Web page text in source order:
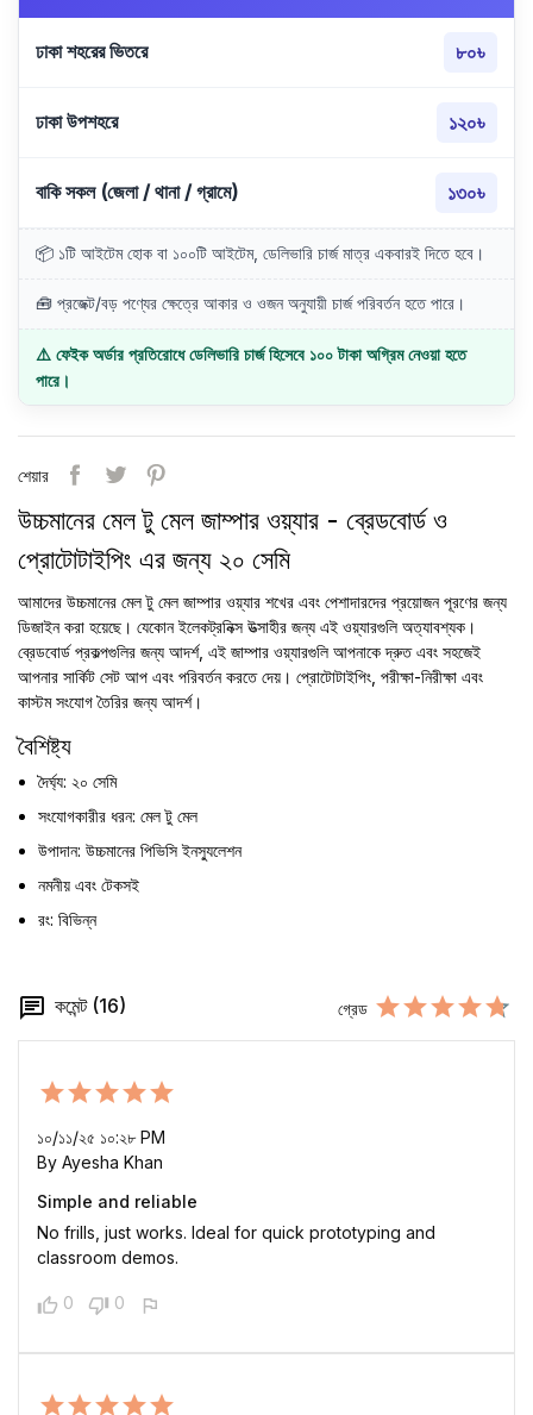
ঢাকা শহরের ভিতরে ৮০৳
ঢাকা উপশহরে ১২০৳
বাকি সকল (জেলা / থানা / গ্রামে) ১৩০৳
📦 ১টি আইটেম হোক বা ১০০টি আইটেম, ডেলিভারি চার্জ মাত্র একবারই দিতে হবে।
🧰 প্রজেক্ট/বড় পণ্যের ক্ষেত্রে আকার ও ওজন অনুযায়ী চার্জ পরিবর্তন হতে পারে।
⚠️ ফেইক অর্ডার প্রতিরোধে ডেলিভারি চার্জ হিসেবে ১০০ টাকা অগ্রিম নেওয়া হতে
পারে।
শেয়ার
উচ্চমানের মেল টু মেল জাম্পার ওয়্যার - ব্রেডবোর্ড ও
প্রোটোটাইপিং এর জন্য ২০ সেমি
আমাদের উচ্চমানের মেল টু মেল জাম্পার ওয়্যার শখের এবং পেশাদারদের প্রয়োজন পূরণের জন্য
ডিজাইন করা হয়েছে। যেকোন ইলেকট্রনিক্স উত্সাহীর জন্য এই ওয়্যারগুলি অত্যাবশ্যক।
ব্রেডবোর্ড প্রকল্পগুলির জন্য আদর্শ, এই জাম্পার ওয়্যারগুলি আপনাকে দ্রুত এবং সহজেই
আপনার সার্কিট সেট আপ এবং পরিবর্তন করতে দেয়। প্রোটোটাইপিং, পরীক্ষা-নিরীক্ষা এবং
কাস্টম সংযোগ তৈরির জন্য আদর্শ।
বৈশিষ্ট্য
দৈর্ঘ্য: ২০ সেমি
সংযোগকারীর ধরন: মেল টু মেল
উপাদান: উচ্চমানের পিভিসি ইনস্যুলেশন
নমনীয় এবং টেকসই
রং: বিভিন্ন
কমেন্ট (16) গ্রেড
১০/১১/২৫ ১০:২৮ PM
By Ayesha Khan
Simple and reliable
No frills, just works. Ideal for quick prototyping and
classroom demos.
0 0